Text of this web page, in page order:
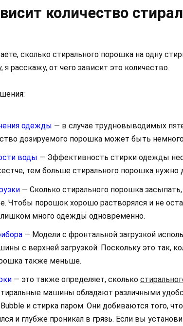
количество
сколько стирального порошка на одну
расскажу, от чего зависит это количество.
одежды — в случае трудновыводимых
дозируемого порошка может быть
воды — Эффективность стирки одежды
тем больше стирального порошка нужно
— Сколько стирального порошка
Чтобы порошок хорошо растворялся и не
много одежды одновременно.
— Модели с фронтальной загрузкой
с верхней загрузкой. Поскольку это так,
также меньше.
— это также определяет, сколько
машины обладают различными
и стирка паром. Они добиваются того,
и глубже проникал в грязь. Если вы